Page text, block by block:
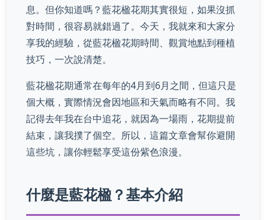
息。但你知道嗎？藍花楹花期其實很短，如果沒抓
對時間，很容易就錯過了。今天，我就來和大家分
享我的經驗，從藍花楹花期時間、觀賞地點到種植
技巧，一次說清楚。
藍花楹花期通常在每年的4月到6月之間，但這只是
個大概，實際情況會因地區和天氣而略有不同。我
記得去年我在台中追花，就因為一場雨，花期提前
結束，讓我撲了個空。所以，這篇文章會幫你避開
這些坑，讓你輕鬆享受這份紫色浪漫。
什麼是藍花楹？基本介紹